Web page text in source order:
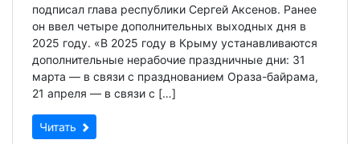
подписал глава республики Сергей Аксенов. Ранее
он ввел четыре дополнительных выходных дня в
2025 году. «В 2025 году в Крыму устанавливаются
дополнительные нерабочие праздничные дни: 31
марта — в связи с празднованием Ораза-байрама,
21 апреля — в связи с […]
Читать